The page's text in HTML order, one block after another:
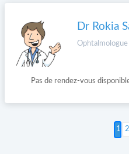
Dr Rokia
Ophtalmologue
Pas de rendez-vous
2